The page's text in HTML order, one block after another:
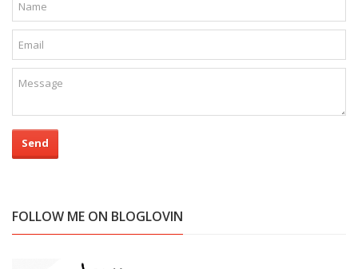
Send
FOLLOW ME ON BLOGLOVIN